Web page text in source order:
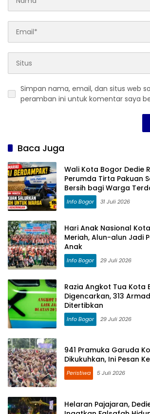
Simpan nama, email, dan situs web
peramban ini untuk komentar saya
Baca Juga
Wali Kota Bogor Dedie
Perumda Tirta Pakuan
Bersih bagi Warga
Kekeringan
Info Bogor 31 Juli 2026
Hari Anak Nasional
Meriah, Alun-alun Jadi
Anak
Info Bogor 29 Juli 2026
Razia Angkot Tua Kota
Digencarkan, 313
Ditertibkan
Info Bogor 29 Juli 2026
941 Pramuka Garuda
Dikukuhkan, Ini Pesan
Peristiwa 5 Juli 2026
Helaran Pajajaran,